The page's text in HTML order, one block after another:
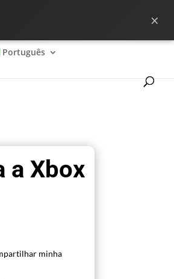
×
no ?
Português
a Xbox
minha